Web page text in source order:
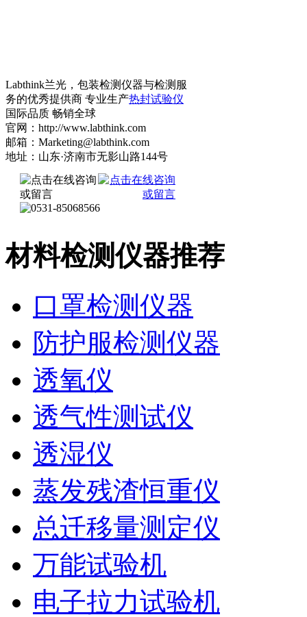
Labthink兰光，包装检测仪器与检测服
务的优秀提供商 专业生产热封试验仪
国际品质 畅销全球
官网：http://www.labthink.com
邮箱：Marketing@labthink.com
地址：山东·济南市无影山路144号
材料检测仪器推荐
口罩检测仪器
防护服检测仪器
透氧仪
透气性测试仪
透湿仪
蒸发残渣恒重仪
总迁移量测定仪
万能试验机
电子拉力试验机